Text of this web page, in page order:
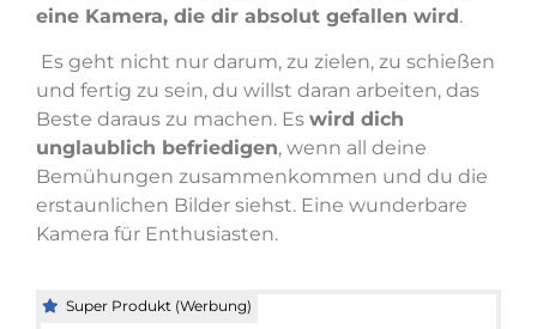
eine Kamera, die dir absolut gefallen wird.
Es geht nicht nur darum, zu zielen, zu schießen
und fertig zu sein, du willst daran arbeiten, das
Beste daraus zu machen. Es wird dich
unglaublich befriedigen, wenn all deine
Bemühungen zusammenkommen und du die
erstaunlichen Bilder siehst. Eine wunderbare
Kamera für Enthusiasten.
Super Produkt (Werbung)